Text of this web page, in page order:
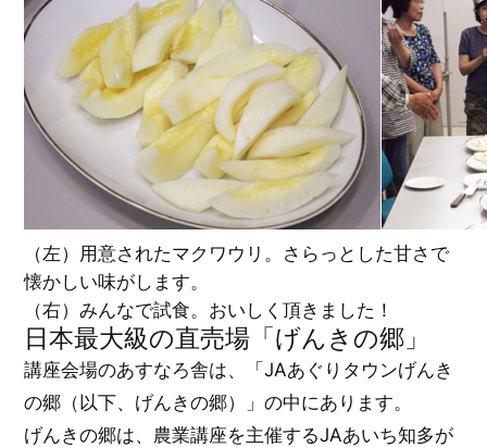
（左）用意されたマクワウリ。さらっとした甘さで
懐かしい味がします。
（右）みんなで試食。おいしく頂きました！
日本最大級の直売場「げんきの郷」
講座会場のあすなろ舎は、「JAあぐりタウンげんき
の郷（以下、げんきの郷）」の中にあります。
げんきの郷は、農業講座を主催するJAあいち知多が